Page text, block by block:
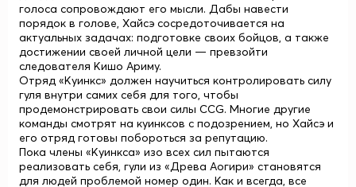
голоса сопровождают его мысли. Дабы навести
порядок в голове, Хайсэ сосредоточивается на
актуальных задачах: подготовке своих бойцов, а также
достижении своей личной цели — превзойти
следователя Кишо Ариму.
Отряд «Куинкс» должен научиться контролировать силу
гуля внутри самих себя для того, чтобы
продемонстрировать свои силы CCG. Многие другие
команды смотрят на куинксов с подозрением, но Хайсэ и
его отряд готовы побороться за репутацию.
Пока члены «Куинкса» изо всех сил пытаются
реализовать себя, гули из «Древа Аогири» становятся
для людей проблемой номер один. Как и всегда, все